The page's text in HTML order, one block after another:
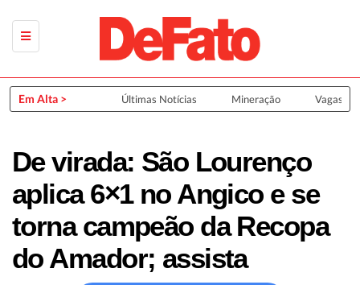
Em Alta > Últimas Notícias Mineração Vagas
De virada: São Lourenço
aplica 6×1 no Angico e se
torna campeão da Recopa
do Amador; assista